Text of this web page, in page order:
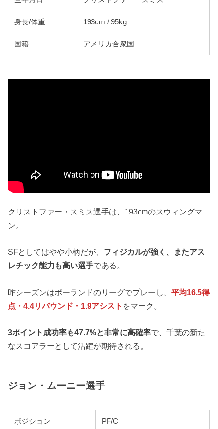
身長/体重 193cm / 95kg
国籍 アメリカ合衆国
クリストファー・スミス選手は、193cmのスウィングマ
ン。
SFとしてはやや小柄だが、 フィジカルが強く、またアス
レチック能力も高い選手である。
昨シーズンはポーランドのリーグでプレーし、平均16.5得
点・4.4リバウンド・1.9アシスト をマーク。
3ポイント成功率も47.7%と非常に高確率で、千葉の新た
なスコアラーとして活躍が期待される。
ジョン・ムーニー選手
ポジション PF/C